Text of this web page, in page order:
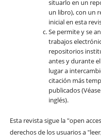
situarlo en un
un libro), con un
inicial en esta
Se permite y se
trabajos
repositorios
antes y durante
lugar a
citación más
publicados (Véase
inglés).
Esta revista sigue la "open
derechos de los usuarios a